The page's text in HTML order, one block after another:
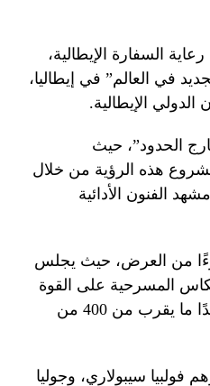
السفارة الإيطالية،
في العالم” في إيطاليا،
الإيطالية.
الحدود”، حيث
هذه الرؤية من خلال
الفنون الأدائية
من العرض، حيث يجلس
المسرحية على القوة
والصمت والصوت. استقبل مسرح جولبنكيان الذي يضم 260 مقعدًا ما يقرب من 400 من
سيبولاري، وجوليا